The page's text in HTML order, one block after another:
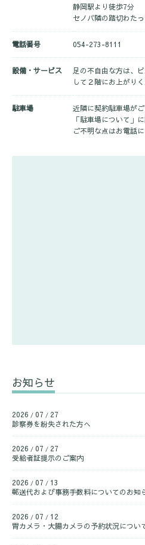
静岡駅より徒歩7分
セノバ隣の踏切わた
電話番号 054-273-8111
設備・サービス
足の不自由な方は、
して２階にお上がりく
駐車場
近隣に契約駐車場がご
「駐車場について」
ご不明な点はお電話
お知らせ
2026 / 07 / 27
診察券を紛失された方へ
2026 / 07 / 27
受給者証提示のご案内
2026 / 07 / 13
郵送代および事務手数料についてのお知
2026 / 07 / 12
胃カメラ・大腸カメラの予約状況につい